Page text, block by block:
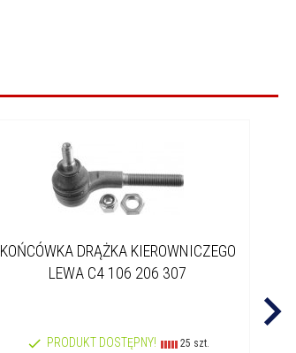
KOŃCÓWKA DRĄŻKA KIEROWNICZEGO
LEWA C4 106 206 307
PRODUKT DOSTĘPNY! 25 szt.